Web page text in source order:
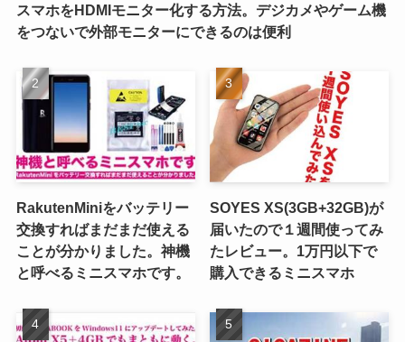
スマホをHDMIモニター化する方法。デジカメやゲーム機
をつないで外部モニターにできるのは便利
RakutenMiniをバッテリー
交換すればまだまだ使える
ことが分かりました。神機
と呼べるミニスマホです。
SOYES XS(3GB+32GB)が
届いたので１週間使ってみ
たレビュー。1万円以下で
購入できるミニスマホ